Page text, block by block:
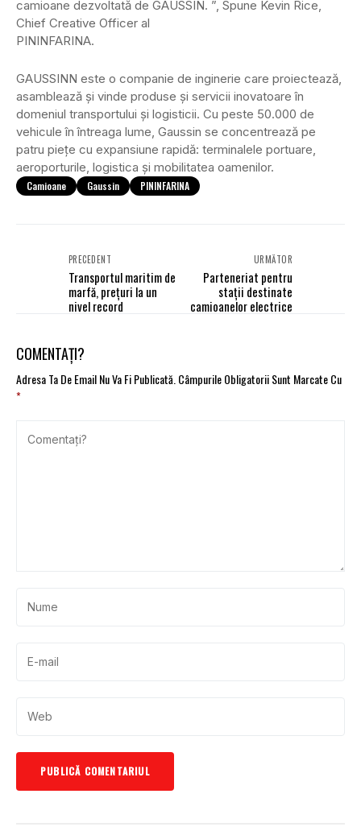
camioane dezvoltată de GAUSSIN. ”, Spune Kevin Rice,
Chief Creative Officer al
PININFARINA.
GAUSSINN este o companie de inginerie care proiectează,
asamblează și vinde produse și servicii inovatoare în
domeniul transportului și logisticii. Cu peste 50.000 de
vehicule în întreaga lume, Gaussin se concentrează pe
patru piețe cu expansiune rapidă: terminalele portuare,
aeroporturile, logistica și mobilitatea oamenilor.
Camioane Gaussin PININFARINA
PRECEDENT
Transportul maritim de
marfă, prețuri la un
nivel record
URMĂTOR
Parteneriat pentru
stații destinate
camioanelor electrice
COMENTAȚI?
Adresa Ta De Email Nu Va Fi Publicată. Câmpurile Obligatorii Sunt Marcate Cu
*